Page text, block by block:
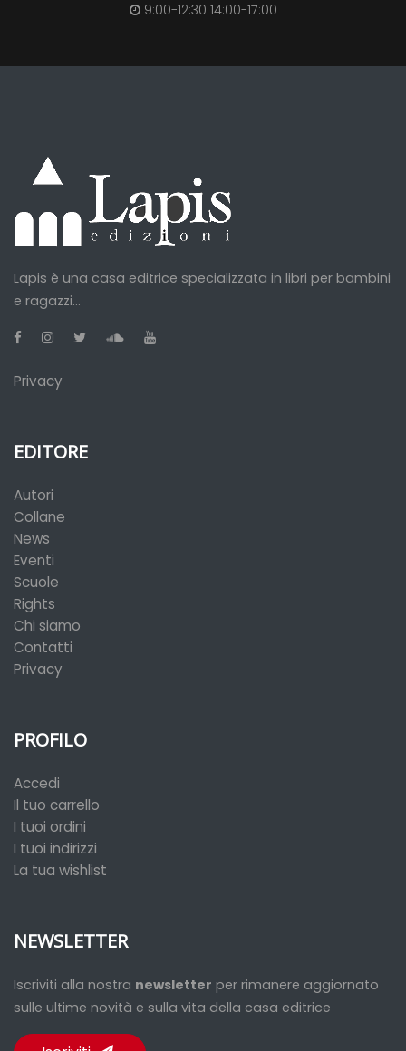
9:00-12:30 14:00-17:00
Lapis è una casa editrice specializzata in libri per bambini
e ragazzi...
Privacy
EDITORE
Autori
Collane
News
Eventi
Scuole
Rights
Chi siamo
Contatti
Privacy
PROFILO
Accedi
Il tuo carrello
I tuoi ordini
I tuoi indirizzi
La tua wishlist
NEWSLETTER
Iscriviti alla nostra newsletter per rimanere aggiornato
sulle ultime novità e sulla vita della casa editrice